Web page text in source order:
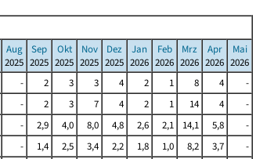
Aug
2025
Sep
2025
Okt
2025
Nov
2025
Dez
2025
Jan
2026
Feb
2026
Mrz
2026
Apr
2026
Mai
2026
- 2 3 3 4 2 1 8 4
-
- 2 3 7 4 2 1 14 4
-
- 2,9 4,0 8,0 4,8 2,6 2,1 14,1 5,8
-
- 1,4 2,5 3,4 2,2 1,8 1,0 8,2 3,7
-